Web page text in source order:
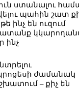
ստանալու
պահին շատ
ինչ են ուզում
ինչ
ժամանակ
– քիչ են